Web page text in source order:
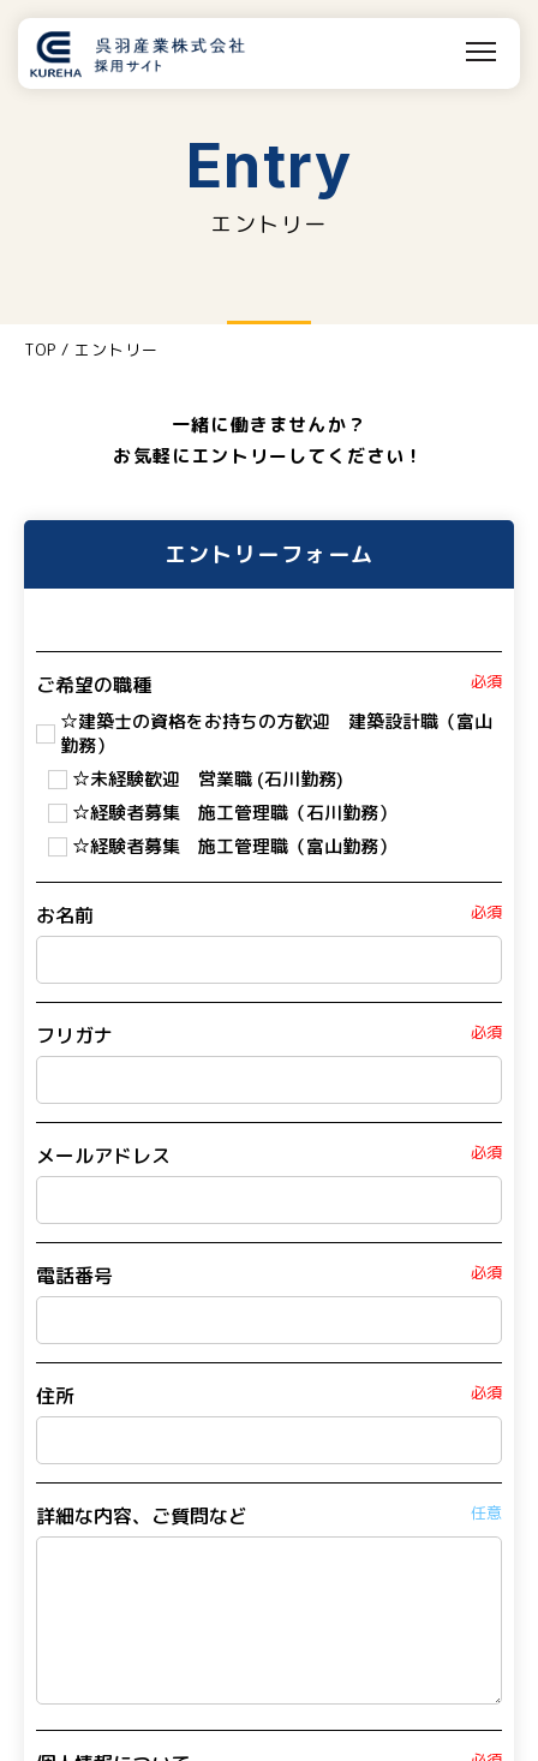
Entry
エントリー
TOP / エントリー
一緒に働きませんか？
お気軽にエントリーしてください！
エントリーフォーム
ご希望の職種 必須
☆建築士の資格をお持ちの方歓迎 建築設計職（富山
勤務）
☆未経験歓迎 営業職 (石川勤務)
☆経験者募集 施工管理職（石川勤務）
☆経験者募集 施工管理職（富山勤務）
お名前 必須
フリガナ 必須
メールアドレス 必須
電話番号 必須
住所 必須
詳細な内容、ご質問など 任意